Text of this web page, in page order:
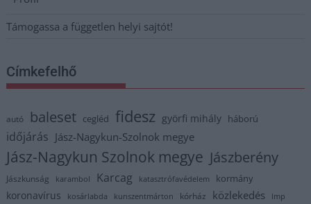
Támogassa a független helyi sajtót!
Címkefelhő
autó baleset cegléd fidesz györfi mihály háború
időjárás Jász-Nagykun-Szolnok megye
Jász-Nagykun Szolnok megye Jászberény
Jászkunság karambol Karcag katasztrófavédelem kormány
koronavírus kosárlabda kunszentmárton kórház közlekedés lmp